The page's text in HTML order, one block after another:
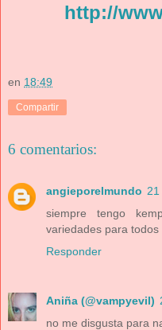
http://
en 18:49
Compartir
6 comentarios:
angieporelmundo
siempre tengo
variedades para todos
Responder
Aniña (@vampyevil)
no me disgusta para